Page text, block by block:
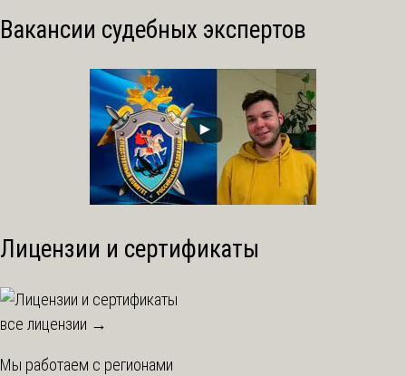
Вакансии судебных экспертов
Лицензии и сертификаты
все лицензии →
Мы работаем с регионами